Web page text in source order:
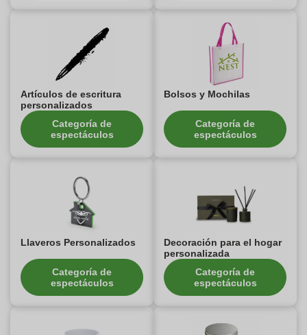
Artículos de escritura
personalizados
Categoría de
espectáculos
Bolsos y Mochilas
Categoría de
espectáculos
Llaveros Personalizados
Categoría de
espectáculos
Decoración para el hogar
personalizada
Categoría de
espectáculos